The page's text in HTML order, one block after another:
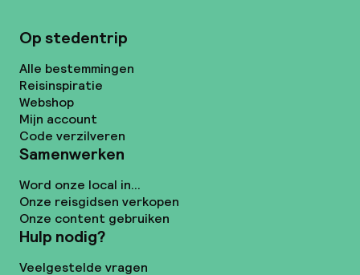
Op stedentrip
Alle bestemmingen
Reisinspiratie
Webshop
Mijn account
Code verzilveren
Samenwerken
Word onze local in...
Onze reisgidsen verkopen
Onze content gebruiken
Hulp nodig?
Veelgestelde vragen